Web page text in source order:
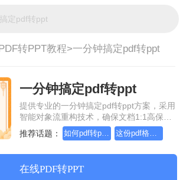
转PPT教程>一分钟搞定pdf转ppt
一分钟搞定pdf转ppt
提供专业的一分钟搞定pdf转ppt方案，采用
智能对象流重构技术，确保文档1:1高保真
还原且排版不乱码。支持一键批量处理，
全链路 SSL 加密保障隐私安全。助您快速
办公。
推荐话题： 如何pdf转ppt，这个方法简单又方便 这份pdf格式转ppt教程，请收好！
在线PDF转PPT